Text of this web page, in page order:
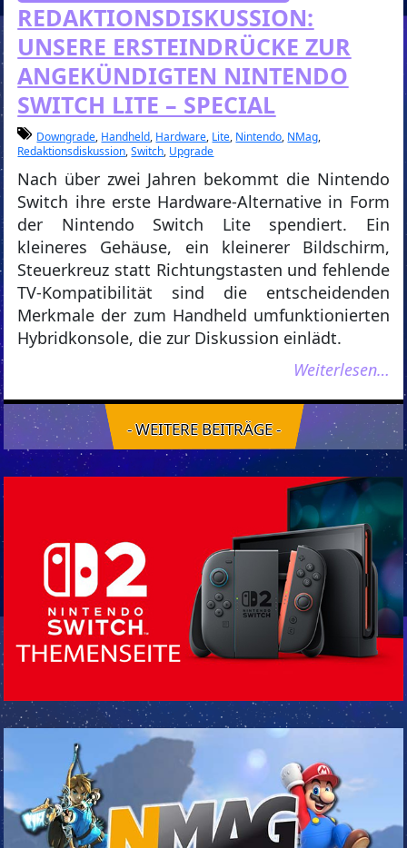
REDAKTIONSDISKUSSION:
UNSERE ERSTEINDRÜCKE ZUR
ANGEKÜNDIGTEN NINTENDO
SWITCH LITE – SPECIAL
Downgrade, Handheld, Hardware, Lite, Nintendo, NMag,
Redaktionsdiskussion,Switch, Upgrade
Nach über zwei Jahren bekommt die Nintendo
Switch ihre erste Hardware-Alternative in Form
der Nintendo Switch Lite spendiert. Ein
kleineres Gehäuse, ein kleinerer Bildschirm,
Steuerkreuz statt Richtungstasten und fehlende
TV-Kompatibilität sind die entscheidenden
Merkmale der zum Handheld umfunktionierten
Hybridkonsole, die zur Diskussion einlädt.
Weiterlesen…
- WEITERE BEITRÄGE -